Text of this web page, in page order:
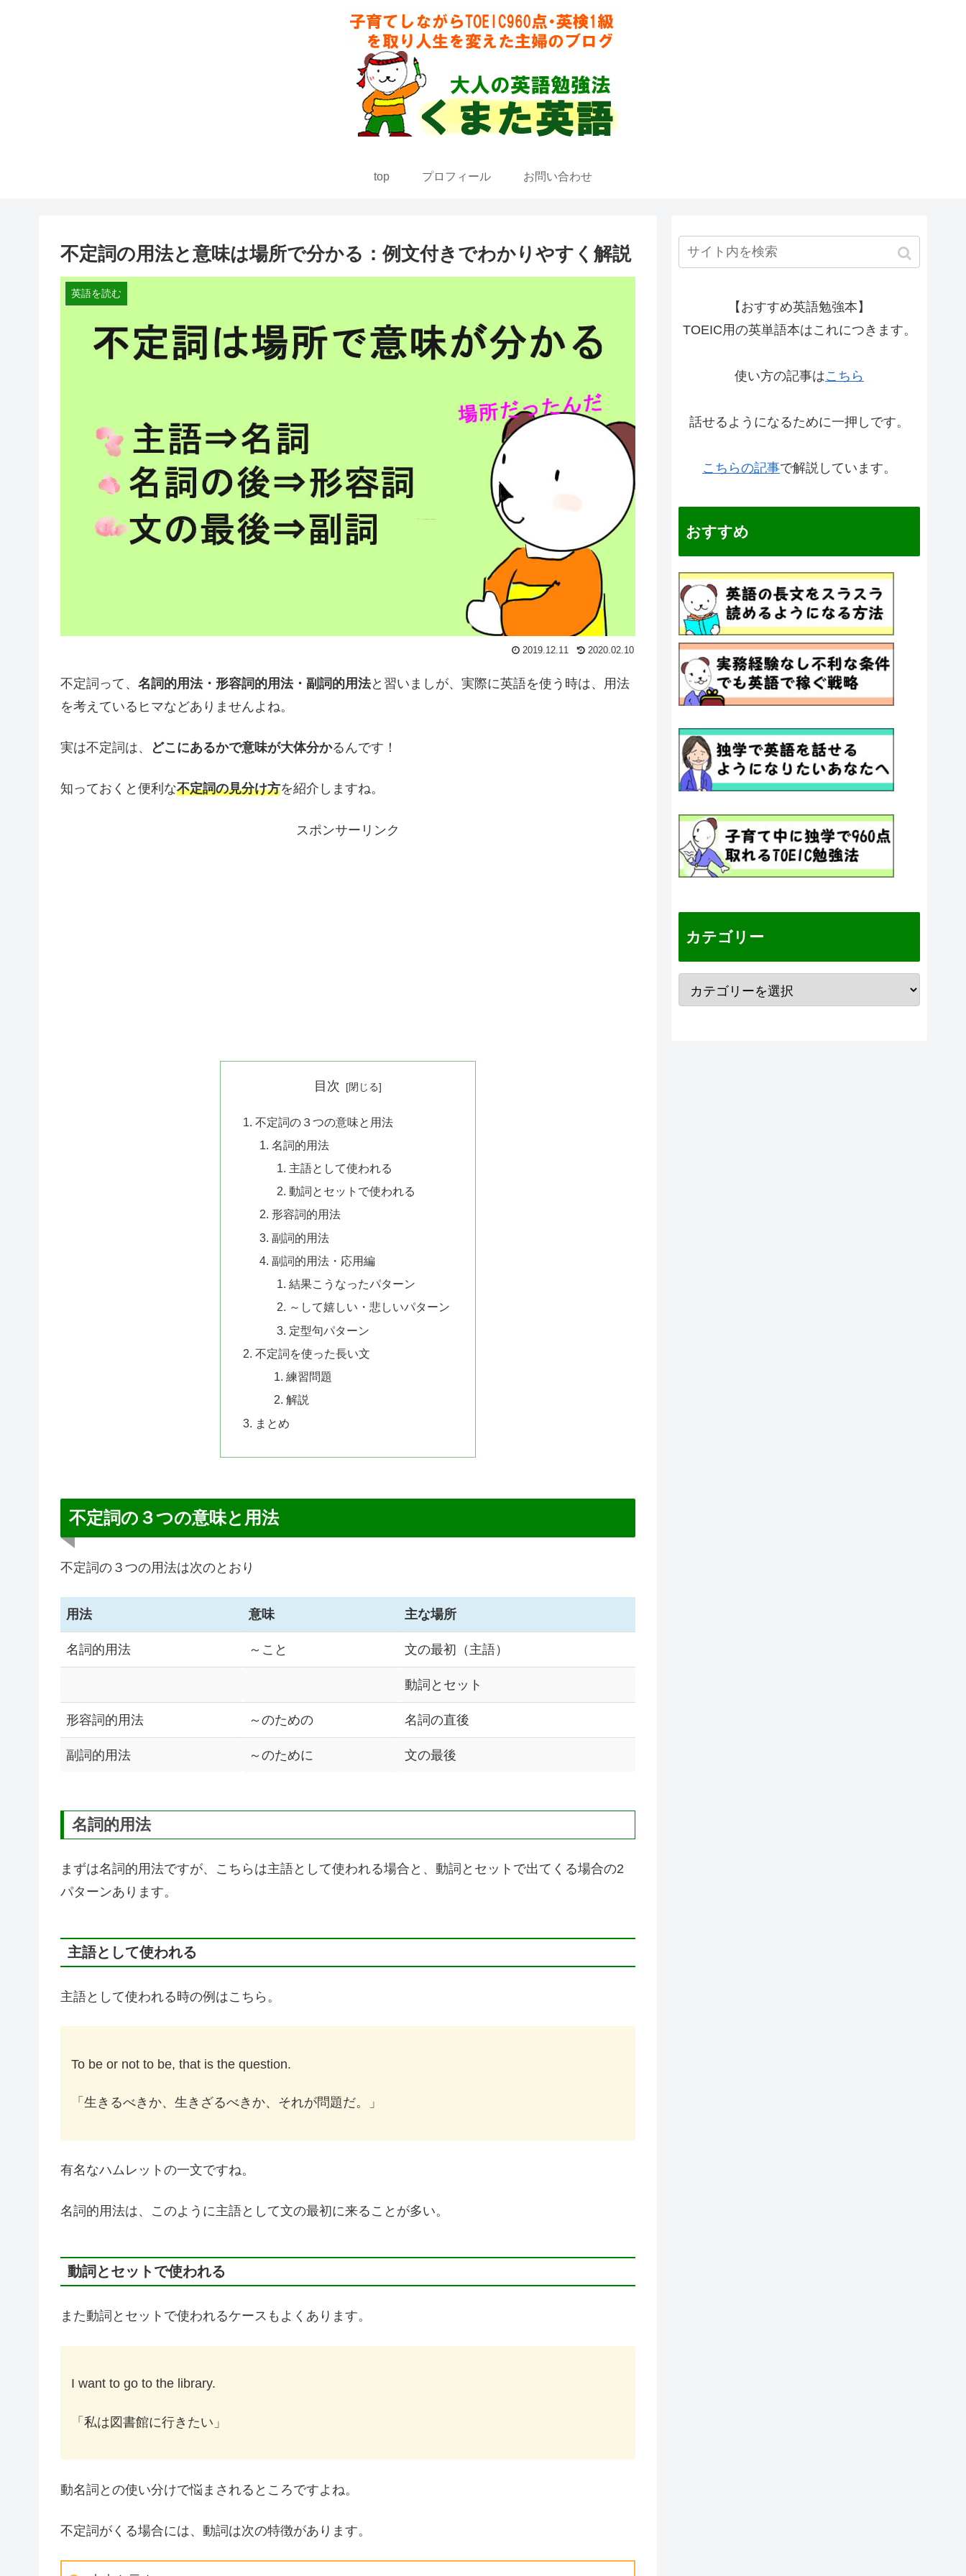
top プロフィール お問い合わせ
不定詞の用法と意味は場所で分かる：例文付きでわかりやすく解説
英語を読む
2019.12.11 2020.02.10
不定詞って、 名詞的用法・形容詞的用法・副詞的用法と習いましが、実際に英語を使う時は、用法
を考えているヒマなどありませんよね。
実は不定詞は、 どこにあるかで意味が大体分かるんです！
知っておくと便利な不定詞の見分け方を紹介しますね。
スポンサーリンク
目次
不定詞の３つの意味と用法
名詞的用法
主語として使われる
動詞とセットで使われる
形容詞的用法
副詞的用法
副詞的用法・応用編
結果こうなったパターン
～して嬉しい・悲しいパターン
定型句パターン
不定詞を使った長い文
練習問題
解説
まとめ
不定詞の３つの意味と用法
不定詞の３つの用法は次のとおり
用法 意味 主な場所
名詞的用法 ～こと 文の最初（主語）
動詞とセット
形容詞的用法 ～のための 名詞の直後
副詞的用法 ～のために 文の最後
名詞的用法
まずは名詞的用法ですが、こちらは主語として使われる場合と、動詞とセットで出てくる場合の2
パターンあります。
主語として使われる
主語として使われる時の例はこちら。
To be or not to be, that is the question.
「生きるべきか、生きざるべきか、それが問題だ。」
有名なハムレットの一文ですね。
名詞的用法は、このように主語として文の最初に来ることが多い。
動詞とセットで使われる
また動詞とセットで使われるケースもよくあります。
I want to go to the library.
「私は図書館に行きたい」
動名詞との使い分けで悩まされるところですよね。
不定詞がくる場合には、動詞は次の特徴があります。
【おすすめ英語勉強本】
TOEIC用の英単語本はこれにつきます。
使い方の記事はこちら
話せるようになるために一押しです。
こちらの記事で解説しています。
おすすめ
カテゴリー